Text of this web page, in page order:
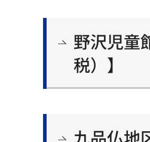
野沢児童
税）】